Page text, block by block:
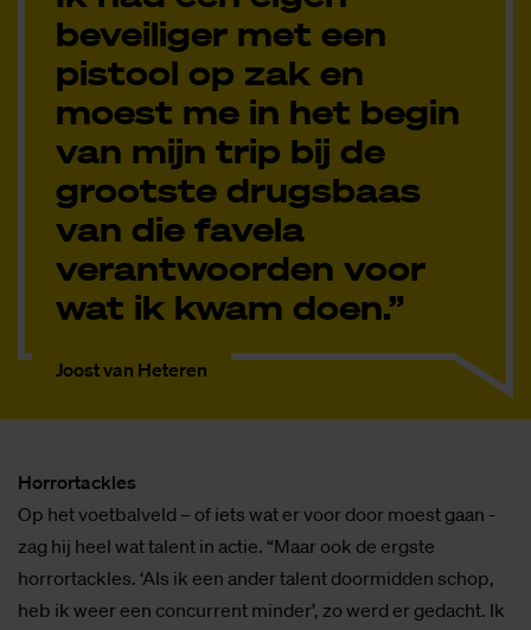
beveiliger met een
pistool op zak en
moest me in het begin
van mijn trip bij de
grootste drugsbaas
van die favela
verantwoorden voor
wat ik kwam doen.”
Joost van Heteren
Horrortackles
Op het voetbalveld – of iets wat er voor door moest gaan -
zag hij heel wat talent in actie. “Maar ook de ergste
horrortackles. ‘Als ik een ander talent doormidden schop,
heb ik weer een concurrent minder’, zo werd er gedacht. Ik